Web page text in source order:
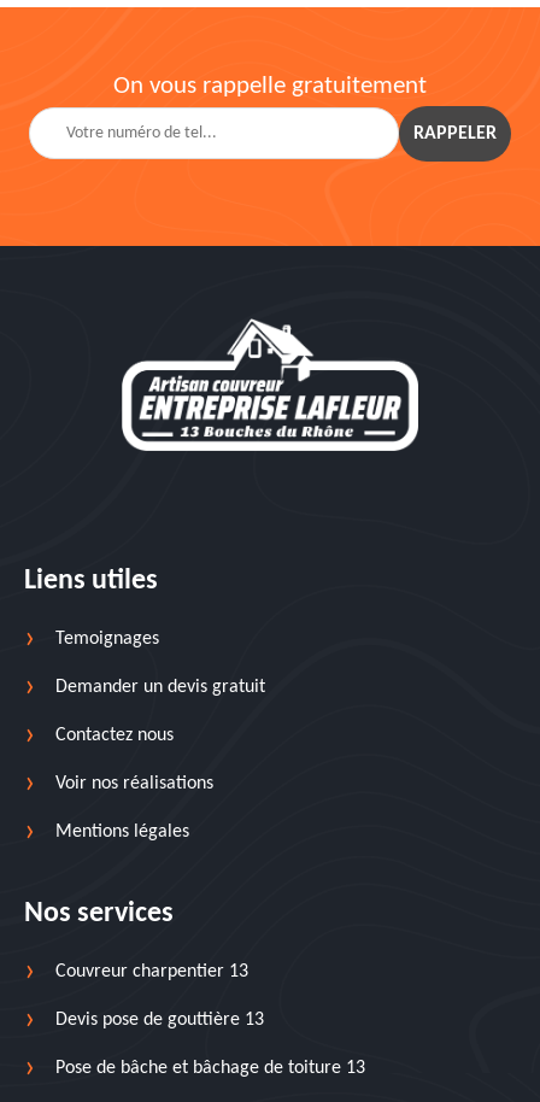
On vous rappelle gratuitement
Liens utiles
Temoignages
Demander un devis gratuit
Contactez nous
Voir nos réalisations
Mentions légales
Nos services
Couvreur charpentier 13
Devis pose de gouttière 13
Pose de bâche et bâchage de toiture 13